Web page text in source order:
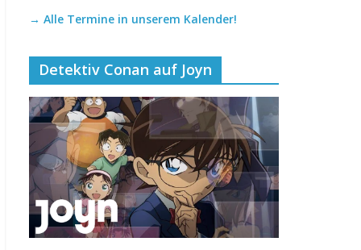
→ Alle Termine in unserem Kalender!
Detektiv Conan auf Joyn